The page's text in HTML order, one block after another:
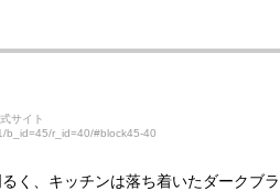
サイト
b_id=45/r_id=40/#block45-40
く、キッチンは落ち着いたダークブラ